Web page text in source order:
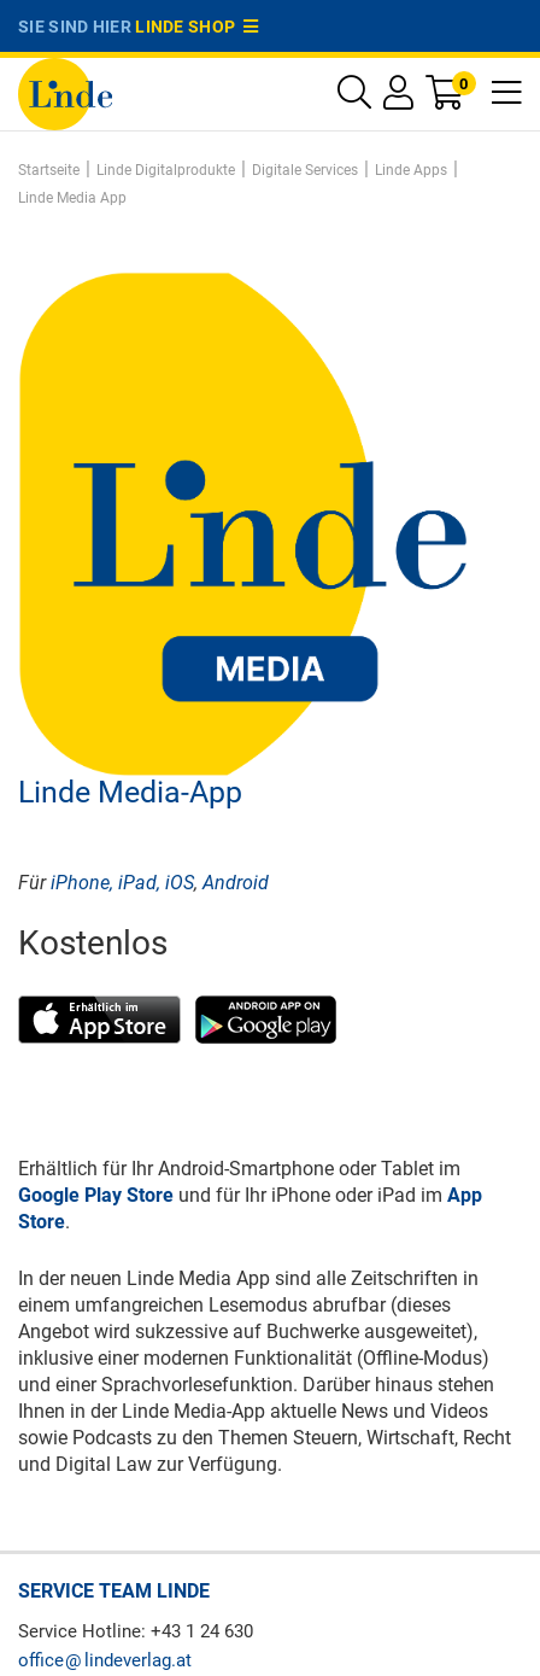
SIE SIND HIERLINDE SHOP
0
Startseite | Linde Digitalprodukte | Digitale Services | Linde Apps |
Linde Media App
Linde Media-App
FüriPhone, iPad, iOS,Android
Kostenlos
Erhältlich für Ihr Android-Smartphone oder Tablet im
Google Play Store und für Ihr iPhone oder iPad im App
Store.
In der neuen Linde Media App sind alle Zeitschriften in
einem umfangreichen Lesemodus abrufbar (dieses
Angebot wird sukzessive auf Buchwerke ausgeweitet),
inklusive einer modernen Funktionalität (Offline-Modus)
und einer Sprachvorlesefunktion. Darüber hinaus stehen
Ihnen in der Linde Media-App aktuelle News und Videos
sowie Podcasts zu den Themen Steuern, Wirtschaft, Recht
und Digital Law zur Verfügung.
SERVICE TEAM LINDE
Service Hotline: +43 1 24 630
office
lindeverlag.at